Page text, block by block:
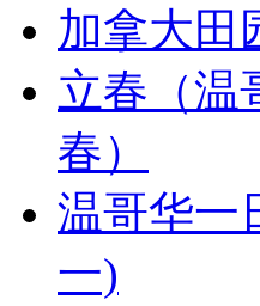
加拿大田
立春（温
春）
温哥华一
一)